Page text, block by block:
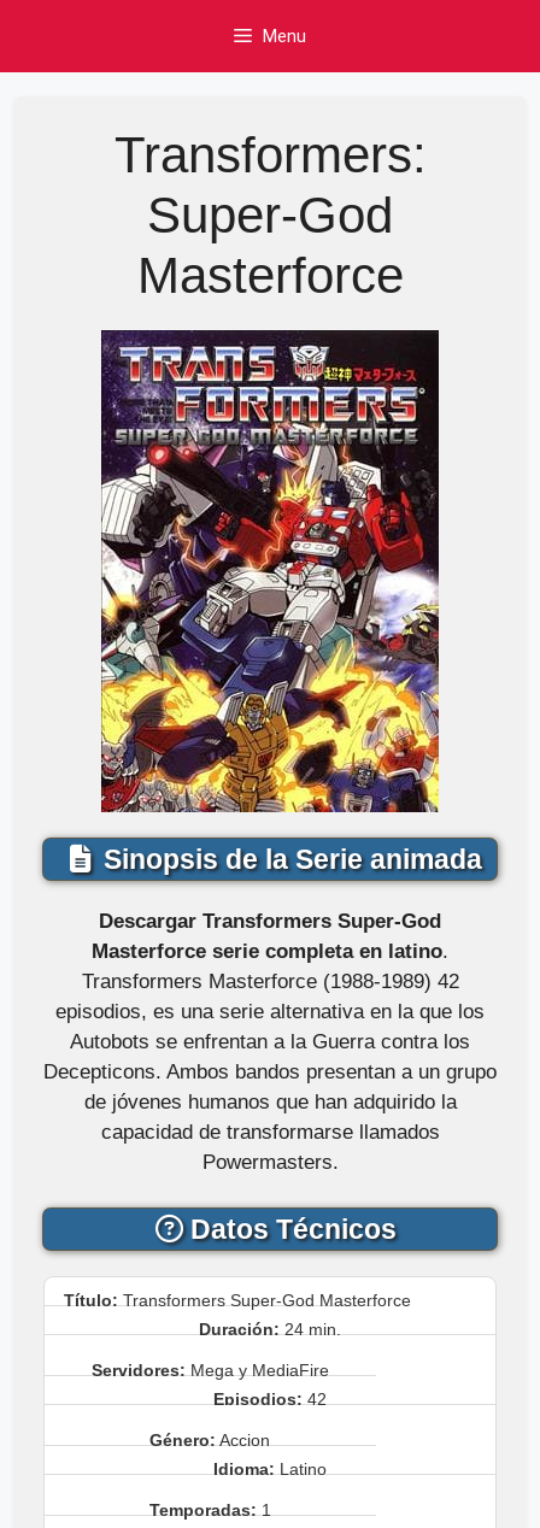
content
Menu
Transformers:
Super-God
Masterforce
Sinopsis de la Serie animada
Descargar Transformers Super-God
Masterforce serie completa en latino.
Transformers Masterforce (1988-1989) 42
episodios, es una serie alternativa en la que los
Autobots se enfrentan a la Guerra contra los
Decepticons. Ambos bandos presentan a un grupo
de jóvenes humanos que han adquirido la
capacidad de transformarse llamados
Powermasters.
Datos Técnicos
Título: Transformers Super-God Masterforce
Duración: 24 min.
Servidores: Mega y MediaFire
Episodios: 42
Género: Accion
Idioma: Latino
Temporadas: 1